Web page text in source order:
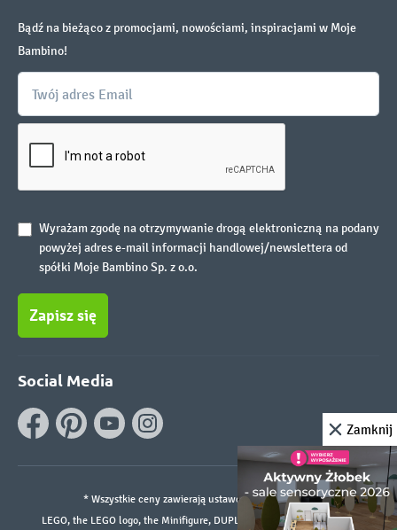
Bądź na bieżąco z promocjami, nowościami, inspiracjami w Moje
Bambino!
Wyrażam zgodę na otrzymywanie drogą elektroniczną na podany
powyżej adres e-mail informacji handlowej/newslettera od
spółki Moje Bambino Sp. z o.o.
Zapisz się
Social Media
* Wszystkie ceny zawierają ustawowy podatek VAT.
LEGO, the LEGO logo, the Minifigure, DUPLO, and the SPIKE logo are
Zamknij